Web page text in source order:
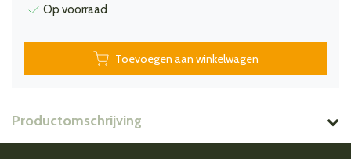
Op voorraad
Toevoegen aan winkelwagen
Productomschrijving